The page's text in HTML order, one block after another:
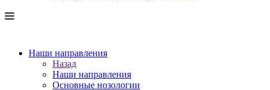
Наши направления
Назад
Наши направления
Основные нозологии